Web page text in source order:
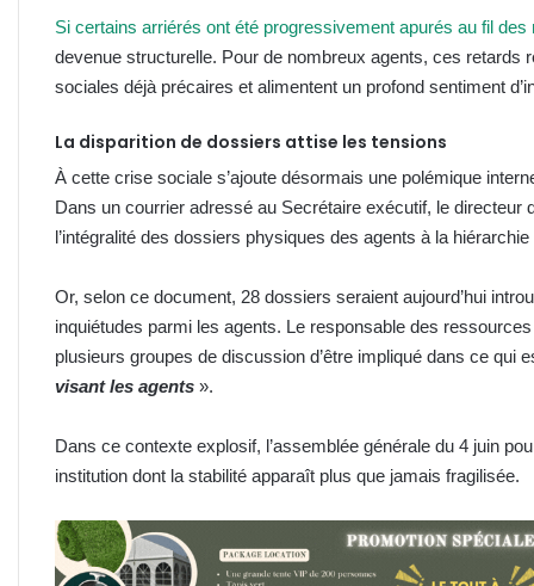
Si certains arriérés ont été progressivement apurés au fil des
devenue structurelle. Pour de nombreux agents, ces retards
sociales déjà précaires et alimentent un profond sentiment
La disparition de dossiers attise les tensions
À cette crise sociale s’ajoute désormais une polémique
Dans un courrier adressé au Secrétaire exécutif, le
l’intégralité des dossiers physiques des agents à la
Or, selon ce document, 28 dossiers seraient aujourd’hui
inquiétudes parmi les agents. Le responsable des
plusieurs groupes de discussion d’être impliqué dans ce qui
visant les agents ».
Dans ce contexte explosif, l’assemblée générale du 4 juin
institution dont la stabilité apparaît plus que jamais fragilisée.